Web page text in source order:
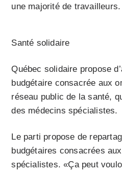
une majorité de travailleurs.
Santé solidaire
Québec solidaire propose
budgétaire consacrée aux
réseau public de la santé,
des médecins spécialistes.
Le parti propose de
budgétaires consacrées
spécialistes. «Ça peut